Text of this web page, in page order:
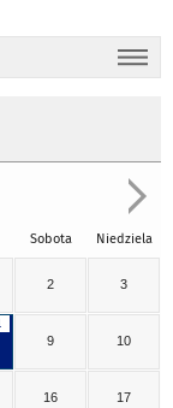
Sobota Niedziela
2 3
9 10
16 17